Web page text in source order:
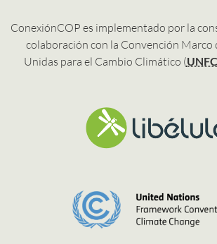
ConexiónCOP es implementado por la
colaboración con la Convención Marco
Unidas para el Cambio Climático (